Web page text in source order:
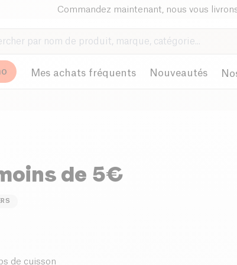
Commandez maintenant, nous vous
Mes achats fréquents Nouveautés
de 5€
de cuisson